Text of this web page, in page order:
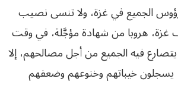
رؤوس الجميع في غزة، ولا تنسى نصيب
غزة، هروبا من شهادة مؤجَّلة، في وقت
فيه الجميع من أجل مصالحهم، إلا
يسجلون خيباتهم وخنوعهم وضعفهم